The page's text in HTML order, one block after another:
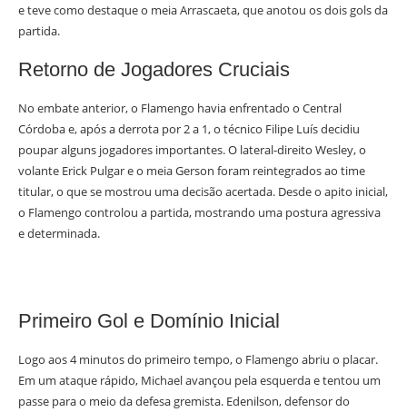
e teve como destaque o meia Arrascaeta, que anotou os dois gols da
partida.
Retorno de Jogadores Cruciais
No embate anterior, o Flamengo havia enfrentado o Central
Córdoba e, após a derrota por 2 a 1, o técnico Filipe Luís decidiu
poupar alguns jogadores importantes. O lateral-direito Wesley, o
volante Erick Pulgar e o meia Gerson foram reintegrados ao time
titular, o que se mostrou uma decisão acertada. Desde o apito inicial,
o Flamengo controlou a partida, mostrando uma postura agressiva
e determinada.
Primeiro Gol e Domínio Inicial
Logo aos 4 minutos do primeiro tempo, o Flamengo abriu o placar.
Em um ataque rápido, Michael avançou pela esquerda e tentou um
passe para o meio da defesa gremista. Edenilson, defensor do